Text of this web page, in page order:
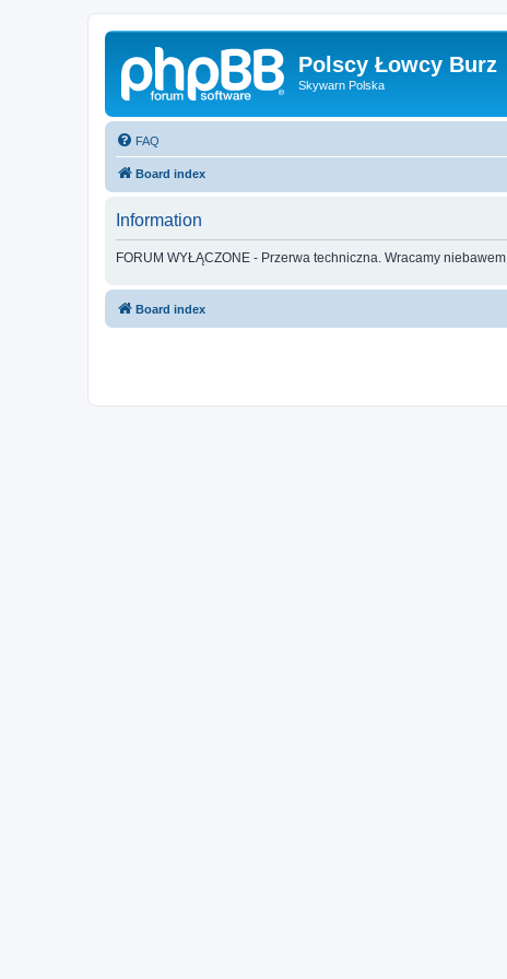
Polscy Łowcy Burz
Skywarn Polska
FAQ
Board index
Information
FORUM WYŁĄCZONE - Przerwa techniczna. Wracamy niebawem
Board index